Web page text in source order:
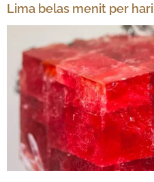
Lima belas menit per hari